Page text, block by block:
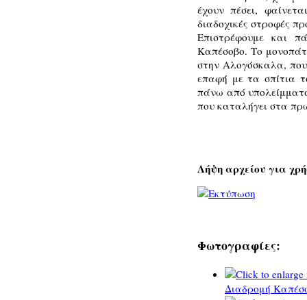
έχουν πέσει,
διαδοχικές στροφές
Επιστρέφουμε και
Καπέσοβο. Το
στην Αλογόσκαλα,
επαφή με τα σπίτια
πάνω από
που καταλήγει στα
Λήψη αρχείου για
Φωτογραφίες:
Διαδρομή